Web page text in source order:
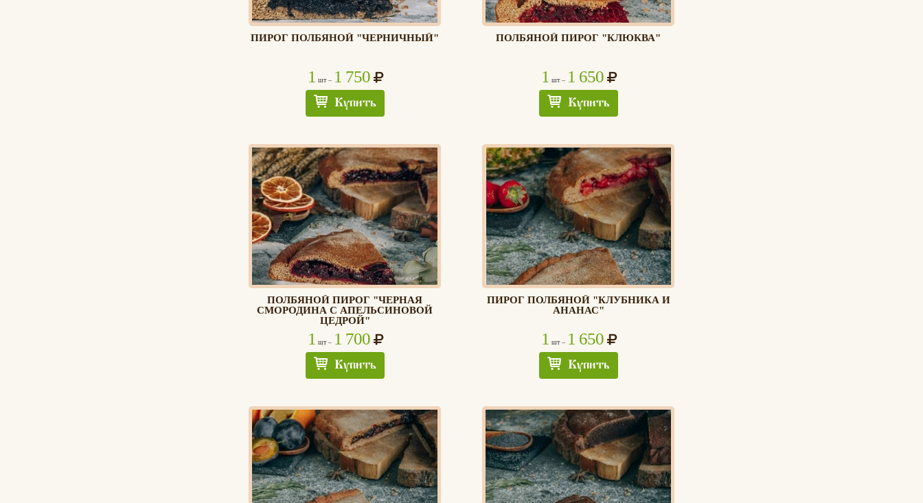
ПИРОГ ПОЛБЯНОЙ "ЧЕРНИЧНЫЙ"
1 шт – 1 750
Купить
ПОЛБЯНОЙ ПИРОГ "КЛЮКВА"
1 шт – 1 650
Купить
ПОЛБЯНОЙ ПИРОГ "ЧЕРНАЯ
СМОРОДИНА С АПЕЛЬСИНОВОЙ
ЦЕДРОЙ"
1 шт – 1 700
Купить
ПИРОГ ПОЛБЯНОЙ "КЛУБНИКА И
АНАНАС"
1 шт – 1 650
Купить